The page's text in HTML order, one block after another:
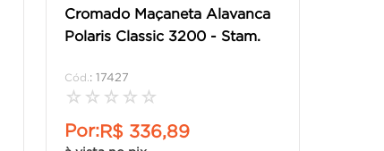
Cromado Maçaneta Alavanca
Polaris Classic 3200 - Stam.
: 17427
☆ ☆ ☆ ☆ ☆
Por:R$ 336,89